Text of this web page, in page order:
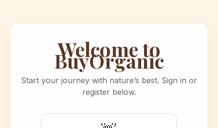
Welcome to
BuyOrganic
Start your journey with nature’s best. Sign in or
register below.